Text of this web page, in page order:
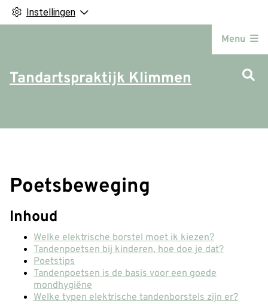
Instellingen
Tandartspraktijk Klimmen
Menu
Poetsbeweging
Inhoud
Welke elektrische borstel moet ik kiezen?
Tandenpoetsen bij kinderen, hoe doe je dat?
Poetstips
Tandenpoetsen is de basis voor een goede
mondhygiëne
Welke typen elektrische tandenborstels zijn er?